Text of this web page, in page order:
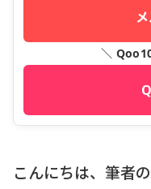
＼
こんにちは、筆者